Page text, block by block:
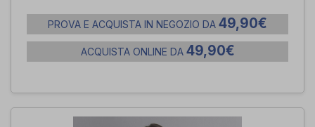
PROVA E ACQUISTA IN NEGOZIO DA 49,90€
ACQUISTA ONLINE DA 49,90€